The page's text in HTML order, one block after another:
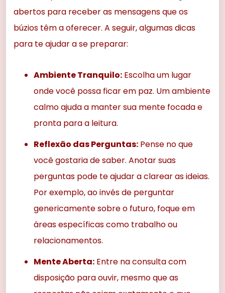
abertos para receber as mensagens que os
búzios têm a oferecer. A seguir, algumas dicas
para te ajudar a se preparar:
Ambiente Tranquilo: Escolha um lugar
onde você possa ficar em paz. Um ambiente
calmo ajuda a manter sua mente focada e
pronta para a leitura.
Reflexão das Perguntas: Pense no que
você gostaria de saber. Anotar suas
perguntas pode te ajudar a clarear as ideias.
Por exemplo, ao invés de perguntar
genericamente sobre o futuro, foque em
áreas específicas como trabalho ou
relacionamentos.
Mente Aberta: Entre na consulta com
disposição para ouvir, mesmo que as